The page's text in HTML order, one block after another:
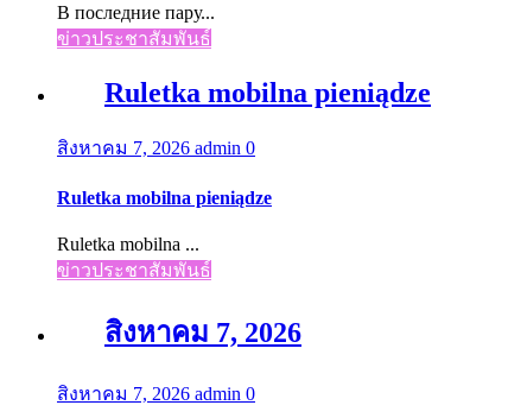
В последние пару...
ข่าวประชาสัมพันธ์
Ruletka mobilna pieniądze
สิงหาคม 7, 2026 admin 0
Ruletka mobilna pieniądze
Ruletka mobilna ...
ข่าวประชาสัมพันธ์
สิงหาคม 7, 2026
สิงหาคม 7, 2026 admin 0